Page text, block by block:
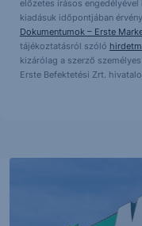
előzetes írásos
kiadásuk időpontjában
Dokumentumok – Erste
tájékoztatásról szóló
kizárólag a szerző
Erste Befektetési Zrt.